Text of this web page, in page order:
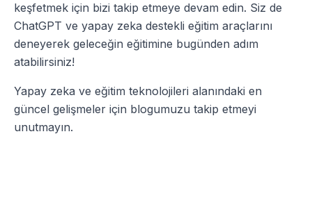
keşfetmek için bizi takip etmeye devam edin. Siz de
ChatGPT ve yapay zeka destekli eğitim araçlarını
deneyerek geleceğin eğitimine bugünden adım
atabilirsiniz!
Yapay zeka ve eğitim teknolojileri alanındaki en
güncel gelişmeler için blogumuzu takip etmeyi
unutmayın.